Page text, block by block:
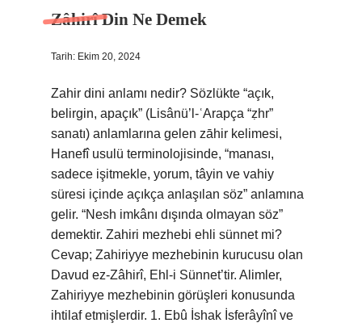
Zâhirî Din Ne Demek
Tarih: Ekim 20, 2024
Zahir dini anlamı nedir? Sözlükte “açık,
belirgin, apaçık” (Lisânü’l-ʿArapça “ẓhr”
sanatı) anlamlarına gelen zāhir kelimesi,
Hanefî usulü terminolojisinde, “manası,
sadece işitmekle, yorum, tâyin ve vahiy
süresi içinde açıkça anlaşılan söz” anlamına
gelir. “Nesh imkânı dışında olmayan söz”
demektir. Zahiri mezhebi ehli sünnet mi?
Cevap; Zahiriyye mezhebinin kurucusu olan
Davud ez-Zâhirî, Ehl-i Sünnet’tir. Alimler,
Zahiriyye mezhebinin görüşleri konusunda
ihtilaf etmişlerdir. 1. Ebû İshak İsferâyînî ve